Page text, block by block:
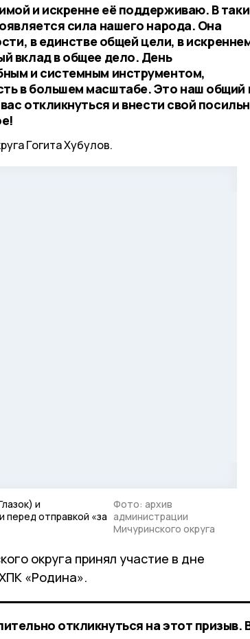
и искренне её поддерживаю. В
сила нашего народа. Она
в единстве общей цели, в
вклад в общее дело. День
и системным инструментом,
в большем масштабе. Это наш общий
откликнуться и внести свой
Гогита Хубулов.
и
отправкой «за
Фото: архив
администрации
Мичуринского округа
округа принял участие в дне
«Родина».
откликнуться на этот призыв.